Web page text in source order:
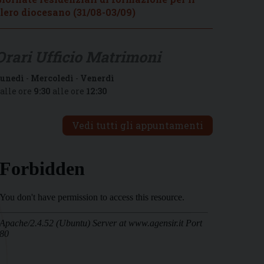
diocesano (31/08-03/09)
- Mercoledì - Venerdì
ore 9:30 alle ore 12:30
Vedi tutti gli appuntamenti